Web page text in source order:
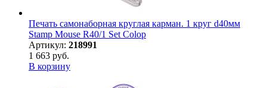
Печать самонаборная круглая карман. 1 круг d40мм
Stamp Mouse R40/1 Set Colop
Артикул: 218991
1 663 руб.
В корзину